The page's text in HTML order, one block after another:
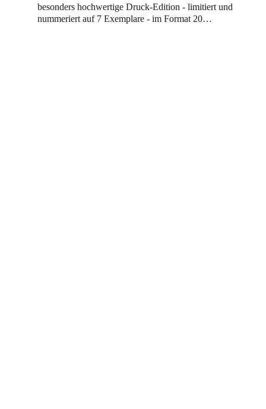
besonders hochwertige Druck-Edition - limitiert und
nummeriert auf 7 Exemplare - im Format 20…